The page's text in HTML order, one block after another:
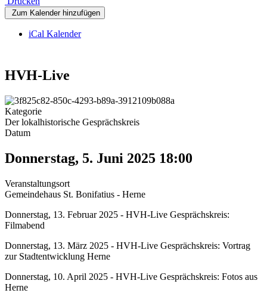
Zum Kalender hinzufügen
iCal Kalender
HVH-Live
Kategorie
Der lokalhistorische Gesprächskreis
Datum
Donnerstag, 5. Juni 2025 18:00
Veranstaltungsort
Gemeindehaus St. Bonifatius - Herne
Donnerstag, 13. Februar 2025 - HVH-Live Gesprächskreis:
Filmabend
Donnerstag, 13. März 2025 - HVH-Live Gesprächskreis: Vortrag
zur Stadtentwicklung Herne
Donnerstag, 10. April 2025 - HVH-Live Gesprächskreis: Fotos aus
Herne